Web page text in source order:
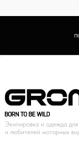
Экипировка и одежда
и любителей моторных